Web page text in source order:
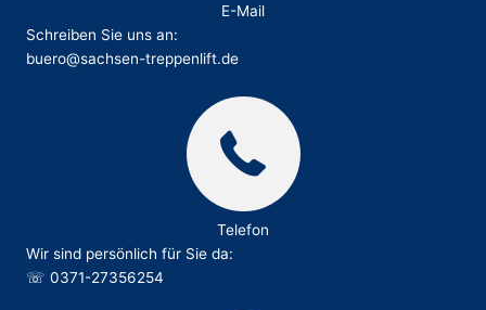
E-Mail
Schreiben Sie uns an:
buero@sachsen-treppenlift.de
Telefon
Wir sind persönlich für Sie da:
☏ 0371-27356254